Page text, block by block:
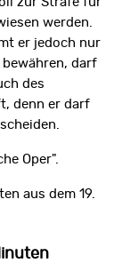
werden.
er jedoch nur
darf
des
denn er darf
Oper".
aus dem 19.